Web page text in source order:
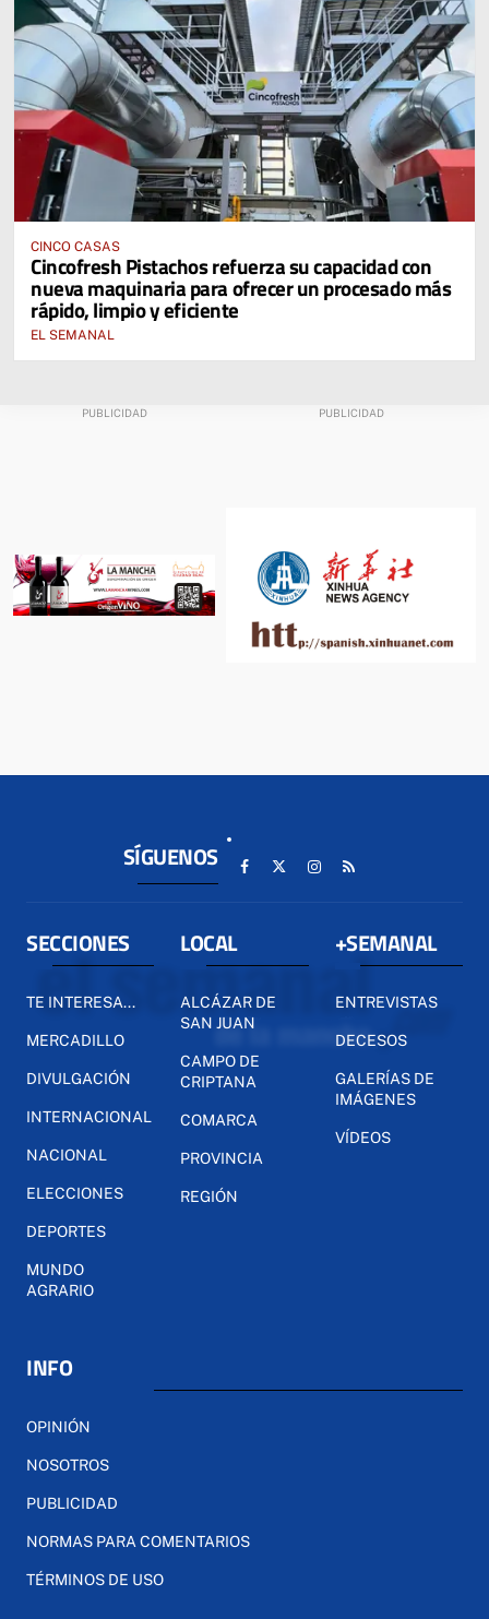
CINCO CASAS
Cincofresh Pistachos refuerza su capacidad con
nueva maquinaria para ofrecer un procesado más
rápido, limpio y eficiente
EL SEMANAL
SÍGUENOS
SECCIONES
TE INTERESA...
MERCADILLO
DIVULGACIÓN
INTERNACIONAL
NACIONAL
ELECCIONES
DEPORTES
MUNDO
AGRARIO
LOCAL
ALCÁZAR DE
SAN JUAN
CAMPO DE
CRIPTANA
COMARCA
PROVINCIA
REGIÓN
+SEMANAL
ENTREVISTAS
DECESOS
GALERÍAS DE
IMÁGENES
VÍDEOS
INFO
OPINIÓN
NOSOTROS
PUBLICIDAD
NORMAS PARA COMENTARIOS
TÉRMINOS DE USO